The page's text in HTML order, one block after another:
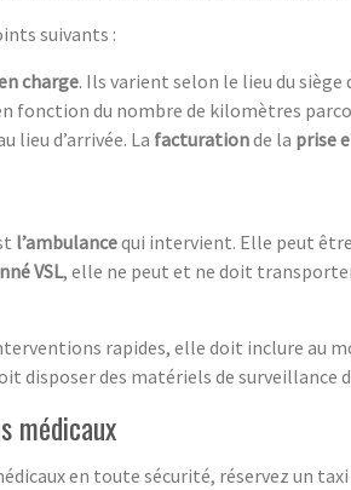
suivants :
charge. Ils varient selon le lieu du
fonction du nombre de kilomètres
lieu d’arrivée. La facturationde la prise
l’ambulancequi intervient. Elle peut être
VSL, elle ne peut et ne doit transporter
rapides, elle doit inclure au
disposer des matériels de surveillance
médicaux
en toute sécurité, réservez un